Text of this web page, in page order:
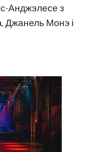
Анджэлесе з
Джанель Монэ і